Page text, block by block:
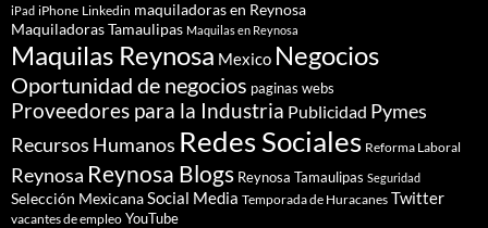
iPad iPhone Linkedin maquiladoras en Reynosa
Maquiladoras Tamaulipas Maquilas en Reynosa
Maquilas Reynosa Mexico Negocios
Oportunidad de negocios paginas webs
Proveedores para la Industria Publicidad Pymes
Recursos Humanos Redes Sociales Reforma Laboral
Reynosa Reynosa Blogs Reynosa Tamaulipas Seguridad
Selección MexicanaSocial Media Temporada de Huracanes Twitter
vacantes de empleo YouTube